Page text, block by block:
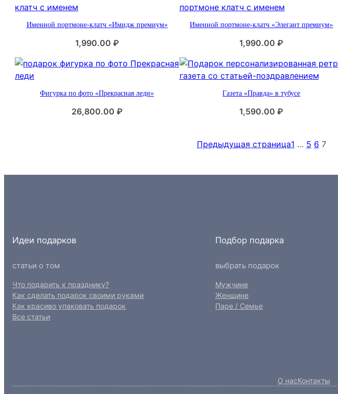
р
к
о
л
Именной портмоне-клатч «Имидж премиум»
1,990.00 ₽
Именной портмоне-клатч «Элегант премиум»
1,990.00₽
Фигурка по фото «Прекрасная леди»
26,800.00 ₽
Газета «Правда» в тубусе
1,590.00₽
Предыдущая страница1 … 5 6 7
Идеи подарков
статьи о том
Что подарить к празднику?
Как сделать подарок своими руками
Как красиво упаковать подарок
Все статьи
Подбор подарка
выбрать подарок
Мужчине
Женщине
Паре / Семье
О насКонтакты